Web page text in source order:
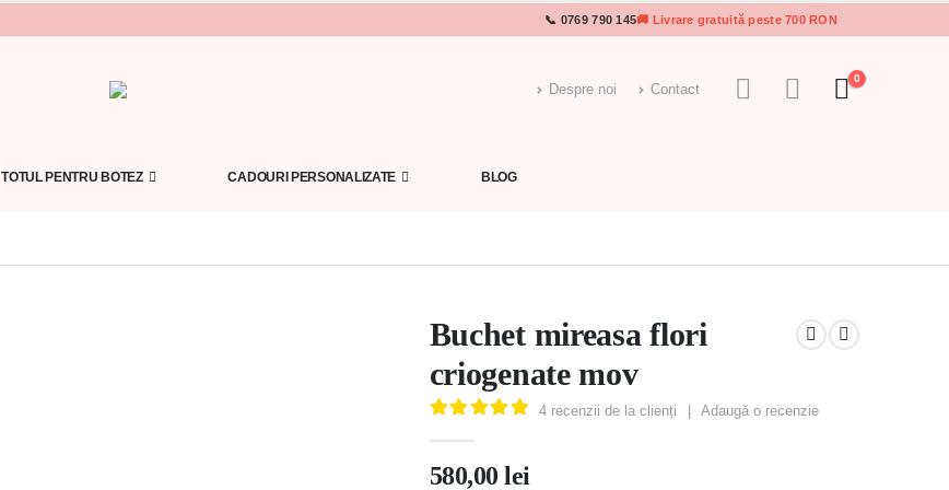
📞 0769 790 145🚚 Livrare gratuită peste 700 RON
Despre noi Contact
0
TOTUL PENTRU BOTEZ CADOURI PERSONALIZATE BLOG
Buchet mireasa flori
criogenate mov
4 recenzii de la clienți Adaugă o recenzie
580,00lei